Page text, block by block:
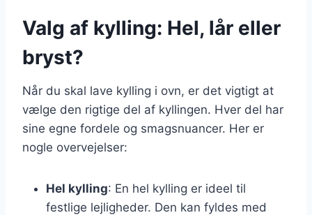
Valg af kylling: Hel, lår eller
bryst?
Når du skal lave kylling i ovn, er det vigtigt at
vælge den rigtige del af kyllingen. Hver del har
sine egne fordele og smagsnuancer. Her er
nogle overvejelser:
Hel kylling: En hel kylling er ideel til
festlige lejligheder. Den kan fyldes med